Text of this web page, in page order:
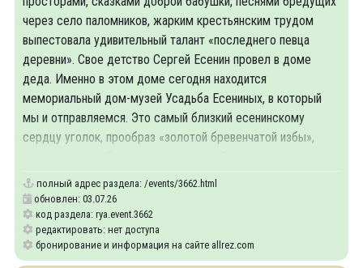
через село паломников, жарким крестьянским трудом
выпестовала удивительный талант «последнего певца
деревни». Свое детство Сергей Есенин провел в доме
деда. Именно в этом доме сегодня находится
мемориальный дом-музей Усадьба Есениных, в который
мы и отправляемся. Это самый близкий есенинскому
сердцу уголок, прообраз «золотой бревенчатой избы»,
полный адрес раздела: /events/3662.html
обновлен: 03.07.26
код раздела: rya.event.3662
редактировать: нет доступа
бронирование и информация на сайте allrez.com